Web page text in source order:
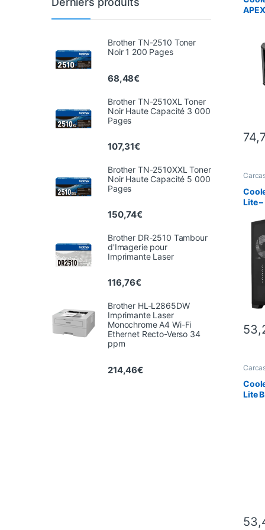
Lite
Noir
Lite
Brother TN-2510 Toner
Noir 1 200 Pages
68,48€
Brother TN-2510XL Toner
Noir Haute Capacité 3 000
Pages
107,31€
Brother TN-2510XXL Toner
Noir Haute Capacité 5 000
Pages
150,74€
Brother DR-2510 Tambour
d'Imagerie pour
Imprimante Laser
116,76€
Brother HL-L2865DW
Imprimante Laser
Monochrome A4 Wi-Fi
Ethernet Recto-Verso 34
ppm
214,46€